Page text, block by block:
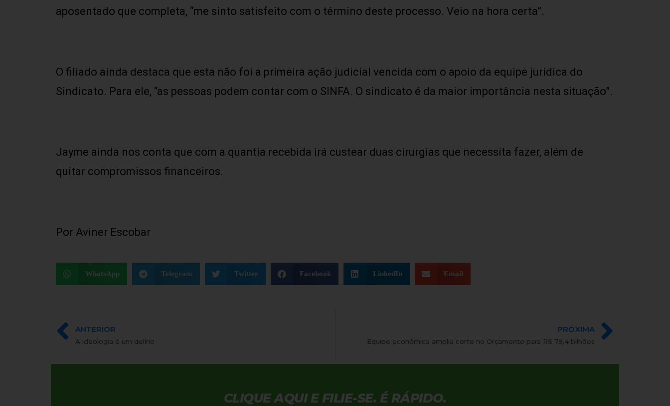
aposentado que completa, “me sinto satisfeito com o término deste processo. Veio na hora certa”.
O filiado ainda destaca que esta não foi a primeira ação judicial vencida com o apoio da equipe jurídica do
Sindicato. Para ele, “as pessoas podem contar com o SINFA. O sindicato é da maior importância nesta situação”.
Jayme ainda nos conta que com a quantia recebida irá custear duas cirurgias que necessita fazer, além de
quitar compromissos financeiros.
Por Aviner Escobar
WhatsApp Telegram Twitter Facebook LinkedIn Email
ANTERIOR
A ideologia é um delírio
PRÓXIMA
Equipe econômica amplia corte no Orçamento para R$ 79,4 bilhões
CLIQUE AQUI E FILIE-SE. É RÁPIDO.